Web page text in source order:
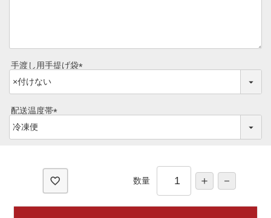
手渡し用手提げ袋
必
配送温度帯
必
数量